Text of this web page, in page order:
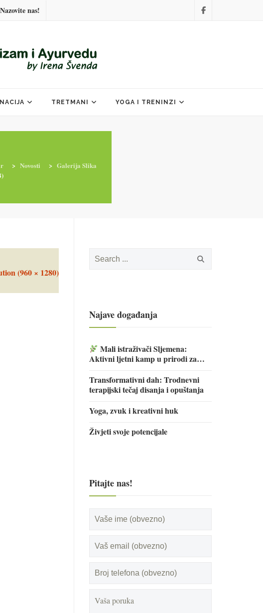
Nazovite nas!
TRETMANI YOGA I TRENINZI
> Novosti > Galerija Slika
(960 × 1280)
for:
Najave događanja
Mali istraživači Sljemena:
Aktivni ljetni kamp u prirodi za
Transformativni dah: Trodnevni
terapijski tečaj disanja i opuštanja
Yoga, zvuk i kreativni huk
Živjeti svoje potencijale
Pitajte nas!